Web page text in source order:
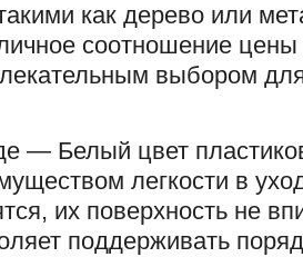
как дерево или
соотношение цены
выбором
— Белый цвет
легкости в
их поверхность не
поддерживать